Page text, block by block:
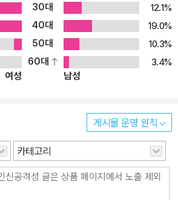
30대
12.1%
40대
19.0%
50대
10.3%
60대
3.4%
여성
남성
게시물 운영 원칙
카테고리